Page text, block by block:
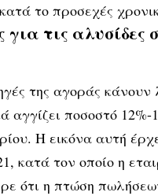
το προσεχές
τις αλυσίδες
της αγοράς κάνουν
ποσοστό 12%-
Η εικόνα αυτή
κατά τον οποίο η
ότι η πτώση